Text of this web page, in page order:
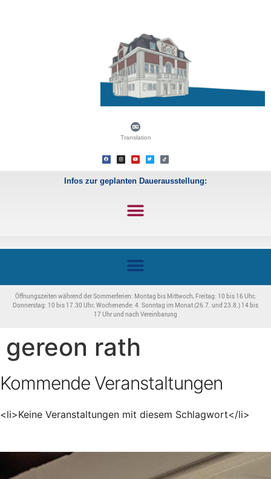
Translation
Infos zur geplanten Dauerausstellung:
Öffnungszeiten während der Sommerferien: Montag bis Mittwoch, Freitag: 10 bis 16 Uhr;
Donnerstag: 10 bis 17.30 Uhr; Wochenende: 4. Sonntag im Monat (26.7. und 23.8.) 14 bis
17 Uhr und nach Vereinbarung
gereon rath
Kommende Veranstaltungen
<li>Keine Veranstaltungen mit diesem Schlagwort</li>